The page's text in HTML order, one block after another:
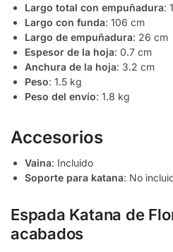
Largo total con empuñadura:
Largo con funda: 106 cm
Largo de empuñadura: 26 cm
Espesor de la hoja: 0.7 cm
Anchura de la hoja: 3.2 cm
Peso: 1.5 kg
Peso del envío: 1.8 kg
Accesorios
Vaina: Incluido
Soporte para katana: No
Espada Katana de
acabados